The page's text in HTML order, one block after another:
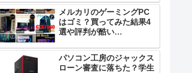
ックは？
PCでマインクラフトが重い原因4選と
解決法
原因1：配置物が多い
原因2：マイクラの設定が重い
メルカリのゲーミングPC
はゴミ？買ってみた結果4
選や評判が酷い…
パソコン工房のジャックス
ローン審査に落ちた？学生